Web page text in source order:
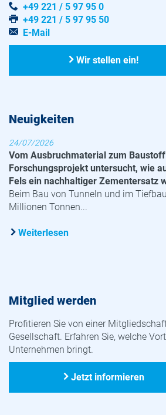
+49 221 / 5 97 95 0
+49 221 / 5 97 95 50
E-Mail
Wir stellen ein!
Neuigkeiten
24/07/2026
Vom Ausbruchmaterial zum
Forschungsprojekt untersucht, wie
Fels ein nachhaltiger Zementersatz
Beim Bau von Tunneln und im
Millionen Tonnen...
Weiterlesen
Mitglied werden
Profitieren Sie von einer
Gesellschaft. Erfahren Sie, welche
Unternehmen bringt.
Jetzt informieren